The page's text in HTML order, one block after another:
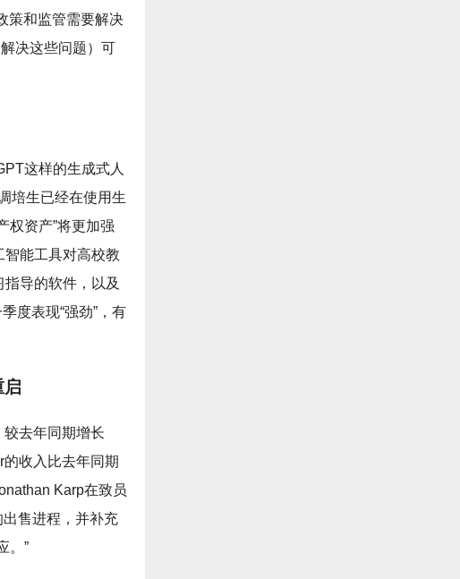
策和监管需要解决
决这些问题）可
这样的生成式人
培生已经在使用生
权资产”将更加强
能工具对高校教
导的软件，以及
度表现“强劲”，有
启
去年同期增长
收入比去年同期
Karp在致员
售进程，并补充
。”